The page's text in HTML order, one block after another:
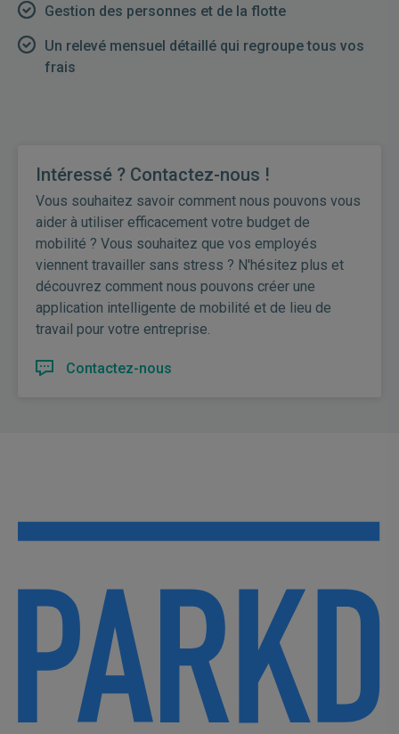
Gestion des personnes et de la flotte
Un relevé mensuel détaillé qui regroupe tous vos
frais
Intéressé ? Contactez-nous !
Vous souhaitez savoir comment nous pouvons vous
aider à utiliser efficacement votre budget de
mobilité ? Vous souhaitez que vos employés
viennent travailler sans stress ? N'hésitez plus et
découvrez comment nous pouvons créer une
application intelligente de mobilité et de lieu de
travail pour votre entreprise.
Contactez-nous